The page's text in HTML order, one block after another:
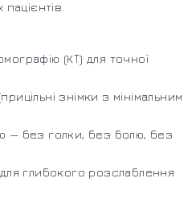
(КТ) для точної
знімки з мінімальним
— без голки, без болю, без
глибокого розслаблення